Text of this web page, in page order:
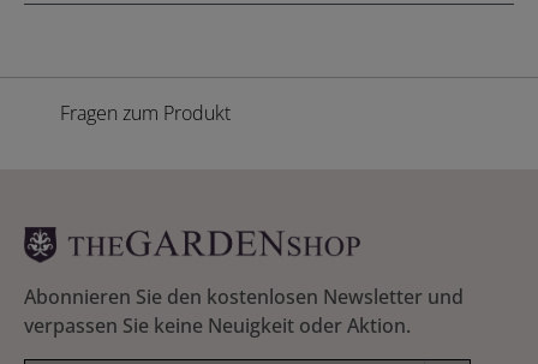
Fragen zum Produkt
Abonnieren Sie den kostenlosen Newsletter und
verpassen Sie keine Neuigkeit oder Aktion.